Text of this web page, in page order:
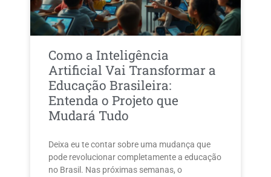
Como a Inteligência
Artificial Vai Transformar a
Educação Brasileira:
Entenda o Projeto que
Mudará Tudo
Deixa eu te contar sobre uma mudança que
pode revolucionar completamente a educação
no Brasil. Nas próximas semanas, o